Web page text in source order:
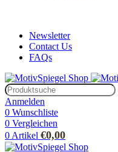
Newsletter
Contact Us
FAQs
Anmelden
0 Wunschliste
0 Vergleichen
0 Artikel €0,00